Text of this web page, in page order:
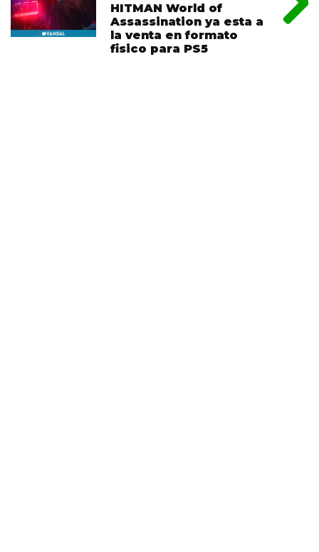
HITMAN World of
Assassination ya esta a
la venta en formato
fisico para PS5